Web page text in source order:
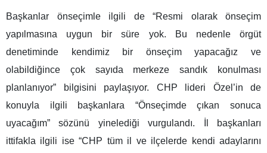
Başkanlar önseçimle ilgili de “Resmi olarak önseçim
yapılmasına uygun bir süre yok. Bu nedenle örgüt
denetiminde kendimiz bir önseçim yapacağız ve
olabildiğince çok sayıda merkeze sandık konulması
planlanıyor” bilgisini paylaşıyor. CHP lideri Özel’in de
konuyla ilgili başkanlara “Önseçimde çıkan sonuca
uyacağım” sözünü yinelediği vurgulandı. İl başkanları
ittifakla ilgili ise “CHP tüm il ve ilçelerde kendi adaylarını